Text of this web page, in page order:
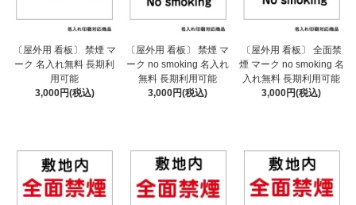
〔屋外用 看板〕 禁煙 マ
ーク 名入れ無料 長期利
用可能
3,000円(税込)
〔屋外用 看板〕 禁煙 マ
ーク no smoking 名入れ
無料 長期利用可能
3,000円(税込)
〔屋外用 看板〕 全面禁
煙 マーク no smoking 名
入れ無料 長期利用可能
3,000円(税込)